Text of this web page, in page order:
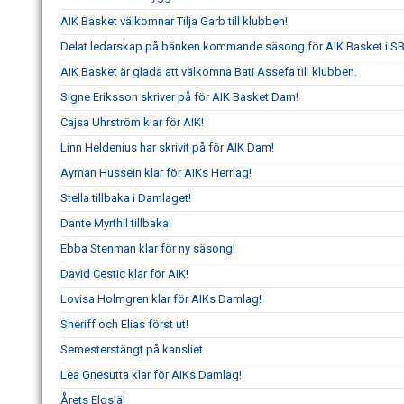
AIK Basket välkomnar Tilja Garb till klubben!
Delat ledarskap på bänken kommande säsong för AIK Basket i
AIK Basket är glada att välkomna Bati Assefa till klubben.
Signe Eriksson skriver på för AIK Basket Dam!
Cajsa Uhrström klar för AIK!
Linn Heldenius har skrivit på för AIK Dam!
Ayman Hussein klar för AIKs Herrlag!
Stella tillbaka i Damlaget!
Dante Myrthil tillbaka!
Ebba Stenman klar för ny säsong!
David Cestic klar för AIK!
Lovisa Holmgren klar för AIKs Damlag!
Sheriff och Elias först ut!
Semesterstängt på kansliet
Lea Gnesutta klar för AIKs Damlag!
Årets Eldsjäl